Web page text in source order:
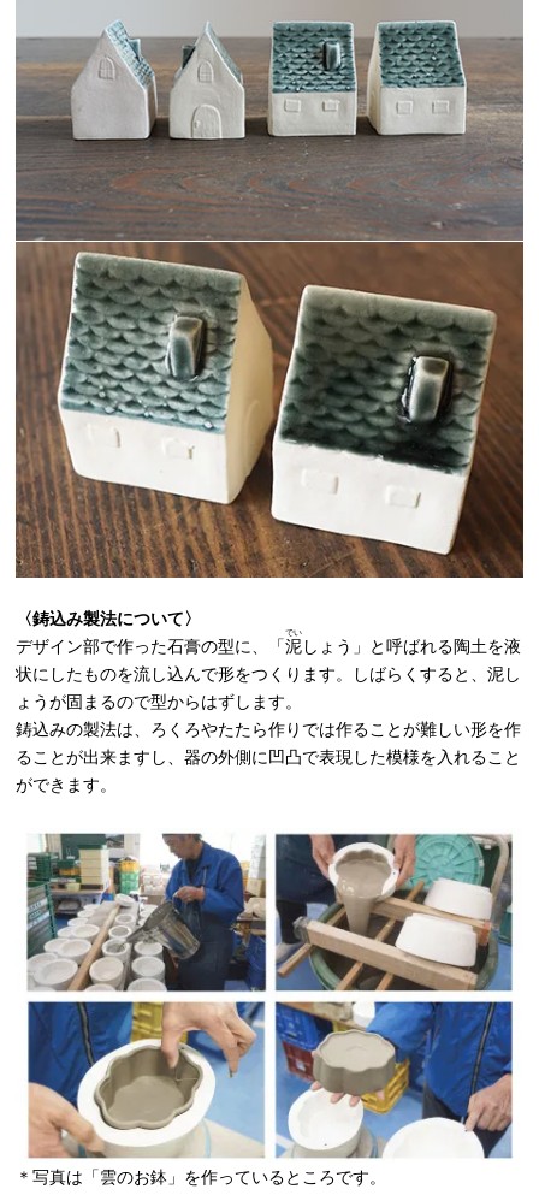
〈鋳込み製法について〉
デザイン部で作った石膏の型に、「泥
でい
しょう」と呼ばれる陶土を液
状にしたものを流し込んで形をつくります。しばらくすると、泥し
ょうが固まるので型からはずします。
鋳込みの製法は、ろくろやたたら作りでは作ることが難しい形を作
ることが出来ますし、器の外側に凹凸で表現した模様を入れること
ができます。
＊写真は「雲のお鉢」を作っているところです。